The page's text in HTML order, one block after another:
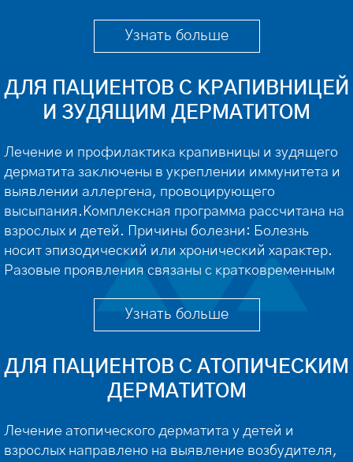
лекарства и пыльцу растений. Комплексная
программа рассчитана на взрослых и детей.
лечения и физиотерапии. Прохождение […]
Узнать больше
ДЛЯ ПАЦИЕНТОВ С КРАПИВНИЦЕЙ
И ЗУДЯЩИМ ДЕРМАТИТОМ
Лечение и профилактика крапивницы и зудящего
дерматита заключены в укреплении иммунитета и
выявлении аллергена, провоцирующего
высыпания.Комплексная программа рассчитана на
взрослых и детей. Причины болезни: Болезнь
носит эпизодический или хронический характер.
Разовые проявления связаны с кратковременным
насекомого, незнакомая пища, анестезия,
вакцинация, холод, прямые солнечные лучи – все
Узнать больше
ДЛЯ ПАЦИЕНТОВ С АТОПИЧЕСКИМ
ДЕРМАТИТОМ
Лечение атопического дерматита у детей и
взрослых направлено на выявление возбудителя,